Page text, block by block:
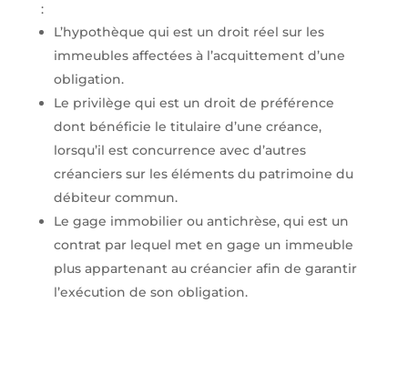
:
L’hypothèque qui est un droit réel sur les
immeubles affectées à l’acquittement d’une
obligation.
Le privilège qui est un droit de préférence
dont bénéficie le titulaire d’une créance,
lorsqu’il est concurrence avec d’autres
créanciers sur les éléments du patrimoine du
débiteur commun.
Le gage immobilier ou antichrèse, qui est un
contrat par lequel met en gage un immeuble
plus appartenant au créancier afin de garantir
l’exécution de son obligation.